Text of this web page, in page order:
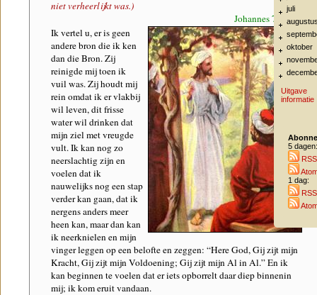
juli
oktober
Uitgave
informatie
5 dagen:
RSS
1 dag:
RSS
niet verheerlijkt was.)
Johannes 7:37-39
Ik vertel u, er is geen
andere bron die ik ken
dan die Bron. Zij
reinigde mij toen ik
vuil was. Zij houdt mij
rein omdat ik er vlakbij
wil leven, dit frisse
water wil drinken dat
mijn ziel met vreugde
vult. Ik kan nog zo
neerslachtig zijn en
voelen dat ik
nauwelijks nog een stap
verder kan gaan, dat ik
nergens anders meer
heen kan, maar dan kan
ik neerknielen en mijn
vinger leggen op een belofte en zeggen: “Here God, Gij zijt mijn
Kracht, Gij zijt mijn Voldoening; Gij zijt mijn Al in Al.” En ik
kan beginnen te voelen dat er iets opborrelt daar diep binnenin
mij; ik kom eruit vandaan.